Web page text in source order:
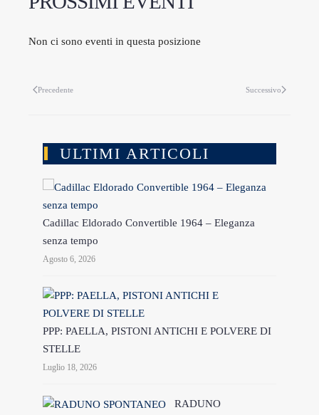
Non ci sono eventi in questa posizione
Precedente Successivo
ULTIMI ARTICOLI
Cadillac Eldorado Convertible 1964 – Eleganza
senza tempo
Agosto 6, 2026
PPP: PAELLA, PISTONI ANTICHI E POLVERE DI
STELLE
Luglio 18, 2026
RADUNO